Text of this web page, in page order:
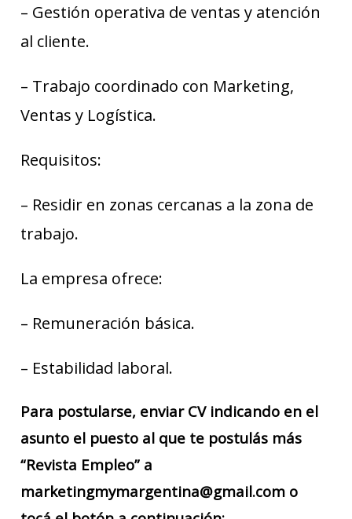
– Gestión operativa de ventas y atención
al cliente.
– Trabajo coordinado con Marketing,
Ventas y Logística.
Requisitos:
– Residir en zonas cercanas a la zona de
trabajo.
La empresa ofrece:
– Remuneración básica.
– Estabilidad laboral.
Para postularse, enviar CV indicando en el
asunto el puesto al que te postulás más
“Revista Empleo” a
marketingmymargentina@gmail.com o